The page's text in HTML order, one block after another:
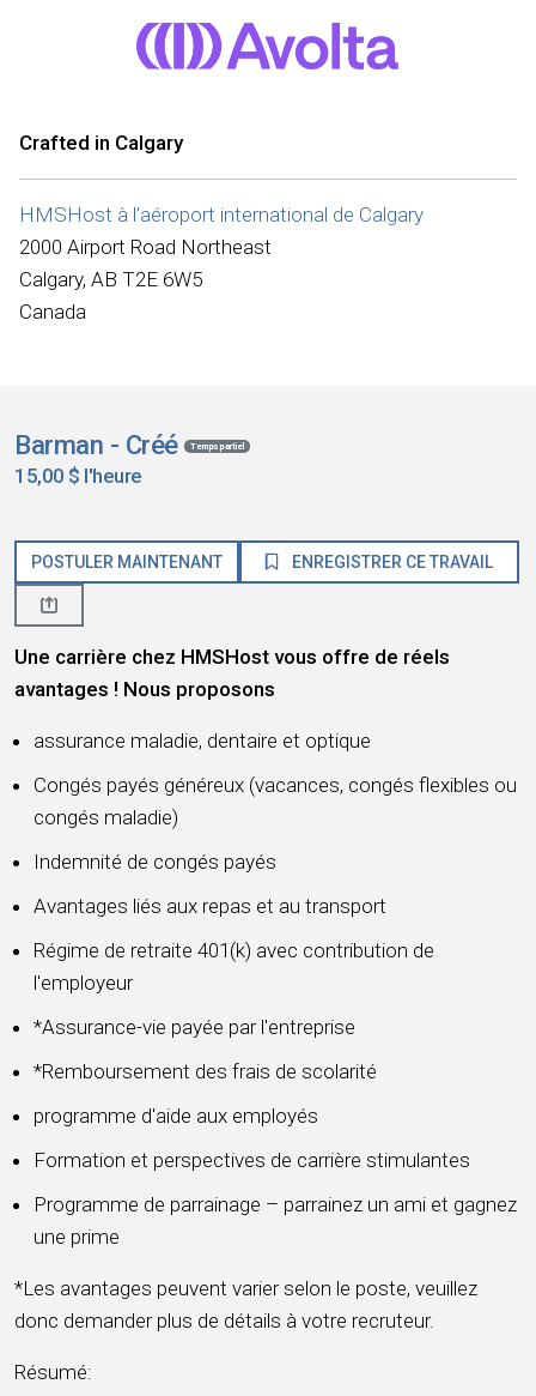
Crafted in Calgary
HMSHost à l’aéroport international de Calgary
2000 Airport Road Northeast
Calgary, AB T2E 6W5
Canada
Barman - Créé Temps partiel
15,00 $ l'heure
POSTULER MAINTENANT ENREGISTRER CE TRAVAIL
Une carrière chez HMSHost vous offre de réels
avantages ! Nous proposons
assurance maladie, dentaire et optique
Congés payés généreux (vacances, congés flexibles ou
congés maladie)
Indemnité de congés payés
Avantages liés aux repas et au transport
Régime de retraite 401(k) avec contribution de
l'employeur
*Assurance-vie payée par l'entreprise
*Remboursement des frais de scolarité
programme d'aide aux employés
Formation et perspectives de carrière stimulantes
Programme de parrainage – parrainez un ami et gagnez
une prime
*Les avantages peuvent varier selon le poste, veuillez
donc demander plus de détails à votre recruteur.
Résumé: